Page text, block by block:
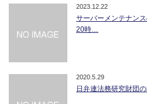
2023.12.22
サーバーメンテナン
20時…
2020.5.29
日弁連法務研究財団